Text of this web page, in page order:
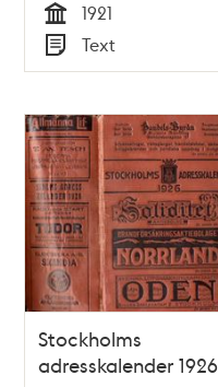
Tid
1921
Typ
Text
Stockholms
adresskalender 1926